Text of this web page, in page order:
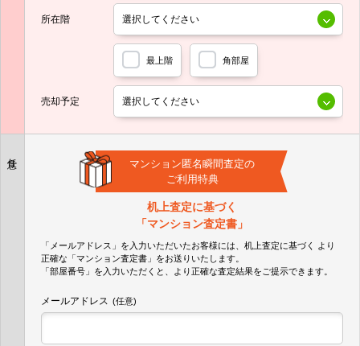
所在階
最上階 角部屋
売却予定
マンション匿名瞬間査定の
ご利用特典
机上査定に基づく
「マンション査定書」
「メールアドレス」を入力いただいたお客様には、机上査定に基づく
より
正確な 「マンション査定書」 をお送りいたします。
「部屋番号」を入力いただくと、より正確な査定結果をご提示できます。
メールアドレス (任意)